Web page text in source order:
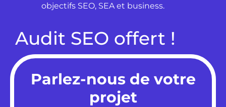
objectifs SEO, SEA et business.
Audit SEO offert !
Parlez-nous de votre
projet